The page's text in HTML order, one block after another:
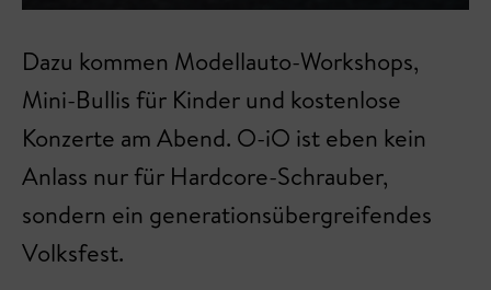
Dazu kommen Modellauto-Workshops,
Mini-Bullis für Kinder und kostenlose
Konzerte am Abend. O-iO ist eben kein
Anlass nur für Hardcore-Schrauber,
sondern ein generationsübergreifendes
Volksfest.